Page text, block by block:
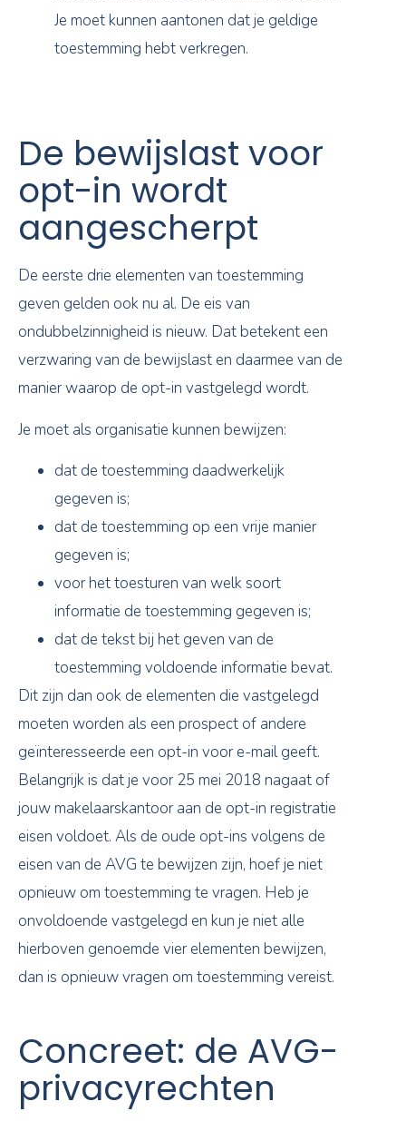
Je moet kunnen aantonen dat je geldige
toestemming hebt verkregen.
De bewijslast voor
opt-in wordt
aangescherpt
De eerste drie elementen van toestemming
geven gelden ook nu al. De eis van
ondubbelzinnigheid is nieuw. Dat betekent een
verzwaring van de bewijslast en daarmee van de
manier waarop de opt-in vastgelegd wordt.
Je moet als organisatie kunnen bewijzen:
dat de toestemming daadwerkelijk
gegeven is;
dat de toestemming op een vrije manier
gegeven is;
voor het toesturen van welk soort
informatie de toestemming gegeven is;
dat de tekst bij het geven van de
toestemming voldoende informatie bevat.
Dit zijn dan ook de elementen die vastgelegd
moeten worden als een prospect of andere
geïnteresseerde een opt-in voor e-mail geeft.
Belangrijk is dat je voor 25 mei 2018 nagaat of
jouw makelaarskantoor aan de opt-in registratie
eisen voldoet. Als de oude opt-ins volgens de
eisen van de AVG te bewijzen zijn, hoef je niet
opnieuw om toestemming te vragen. Heb je
onvoldoende vastgelegd en kun je niet alle
hierboven genoemde vier elementen bewijzen,
dan is opnieuw vragen om toestemming vereist.
Concreet: de AVG-
privacyrechten